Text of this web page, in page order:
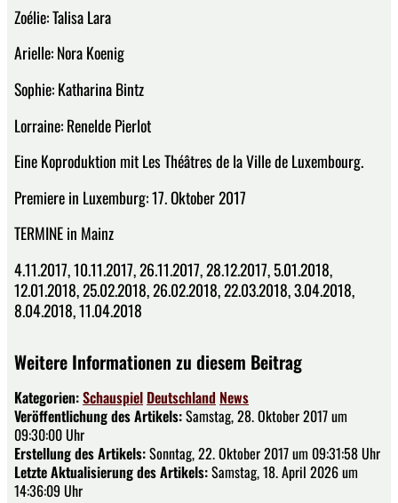
Zoélie: Talisa Lara
Arielle: Nora Koenig
Sophie: Katharina Bintz
Lorraine: Renelde Pierlot
Eine Koproduktion mit Les Théâtres de la Ville de Luxembourg.
Premiere in Luxemburg: 17. Oktober 2017
TERMINE in Mainz
4.11.2017, 10.11.2017, 26.11.2017, 28.12.2017, 5.01.2018,
12.01.2018, 25.02.2018, 26.02.2018, 22.03.2018, 3.04.2018,
8.04.2018, 11.04.2018
Weitere Informationen zu diesem Beitrag
Kategorien:Schauspiel Deutschland News
Veröffentlichung des Artikels:Samstag, 28. Oktober 2017 um
09:30:00 Uhr
Erstellung des Artikels:Sonntag, 22. Oktober 2017 um 09:31:58 Uhr
Letzte Aktualisierung des Artikels:Samstag, 18. April 2026 um
14:36:09 Uhr